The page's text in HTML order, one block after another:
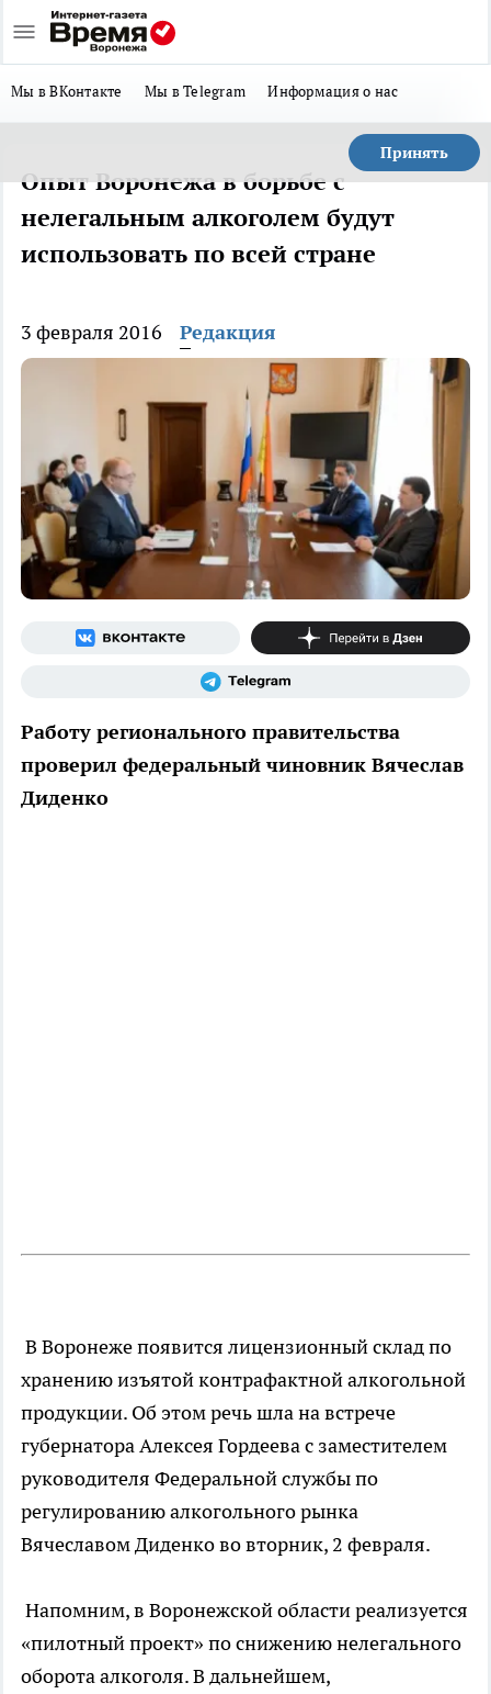
Мы в ВКонтакте Мы в Telegram Информация о нас
Принять
Опыт Воронежа в борьбе с
нелегальным алкоголем будут
использовать по всей стране
3 февраля 2016 Редакция
Работу регионального правительства
проверил федеральный чиновник Вячеслав
Диденко
В Воронеже появится лицензионный склад по
хранению изъятой контрафактной алкогольной
продукции. Об этом речь шла на встрече
губернатора Алексея Гордеева с заместителем
руководителя Федеральной службы по
регулированию алкогольного рынка
Вячеславом Диденко во вторник, 2 февраля.
Напомним, в Воронежской области реализуется
«пилотный проект» по снижению нелегального
оборота алкоголя. В дальнейшем,